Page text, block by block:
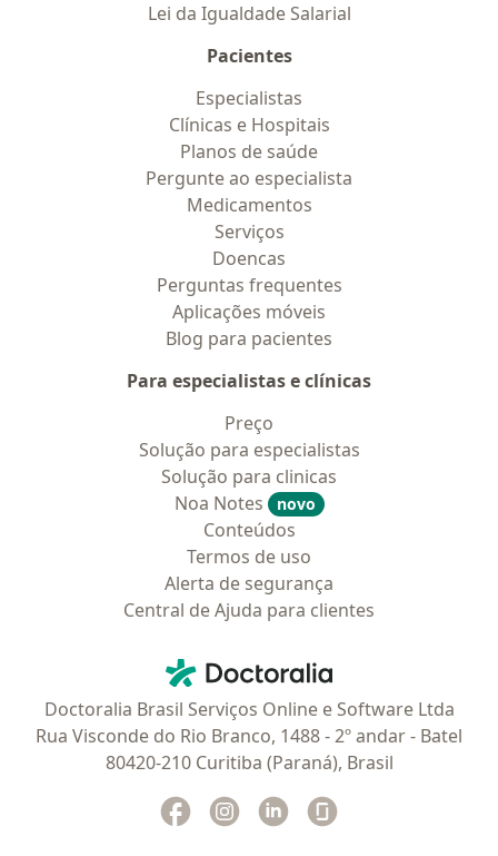
Lei da Igualdade Salarial
Pacientes
Especialistas
Clínicas e Hospitais
Planos de saúde
Pergunte ao especialista
Medicamentos
Serviços
Doencas
Perguntas frequentes
Aplicações móveis
Blog para pacientes
Para especialistas e clínicas
Preço
Solução para especialistas
Solução para clinicas
Noa Notes
novo
Conteúdos
Termos de uso
Alerta de segurança
Central de Ajuda para clientes
Doctoralia - Homepage
Doctoralia Brasil Serviços Online e Software Ltda
Rua Visconde do Rio Branco, 1488 - 2º andar - Batel
80420-210 Curitiba (Paraná), Brasil
Facebook
abre num novo separador
Instagram
abre num novo separador
Linkedin
abre num novo